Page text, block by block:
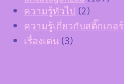
ความรู้ทั่วไป (2)
ความรู้เกี่ยวกับสติ๊กเกอร์
เรื่องเด่น (3)